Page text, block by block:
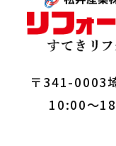
〒341-0003
10:00～